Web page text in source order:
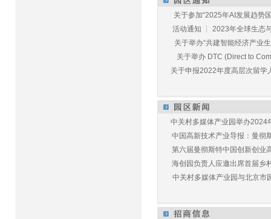
关于参加“2025年AI发展趋势
活动通知 ┆ 2023年全球生态
关于举办“共建智能经济产业
关于举办 DTC (Direct to
关于申报2022年度高层次留学
中关村多媒体产业园举办2024
中国高新技术产业导报：曼彻
第六届曼彻斯特中国创新创业
海创园负责人应邀出席首届乡
中关村多媒体产业园与北京市